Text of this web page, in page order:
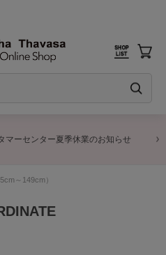
マーセンター夏季休業のお知らせ
～149cm）